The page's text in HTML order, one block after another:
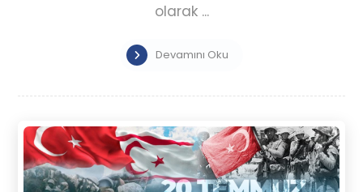
olarak ...
Devamını Oku